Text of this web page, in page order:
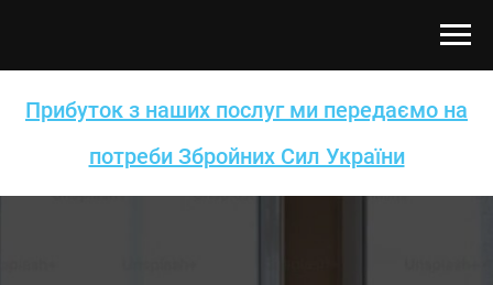
Прибуток з наших послуг ми передаємо на
потреби Збройних Сил України